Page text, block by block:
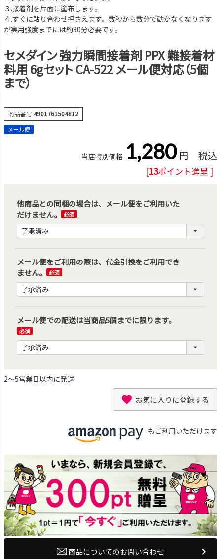
３.接着剤を片面に塗布します。
４.すぐに貼り合わせ押さえます。数秒から数分で動かなくなります
が実用強度までには約30分必要です。
セメダイン 強力瞬間接着剤 PPX 難接着材
料用 6gセット CA-522 メール便対応（5個
まで）
商品番号4901761504812
メール便
当店特別価格 1,280 税込
[13ポイント進呈 ]
他商品との同梱の場合は、メール便をご利用いた
だけません。
(必
メール便をご利用の際は、代金引換をご利用でき
ません。
(必
須)
メール便での配送は当商品5個までに限ります。
(必
須)
2～5営業日以内に発送
お気に入りに登録する
もご利用いただけます
商品についてのお問い合わせ